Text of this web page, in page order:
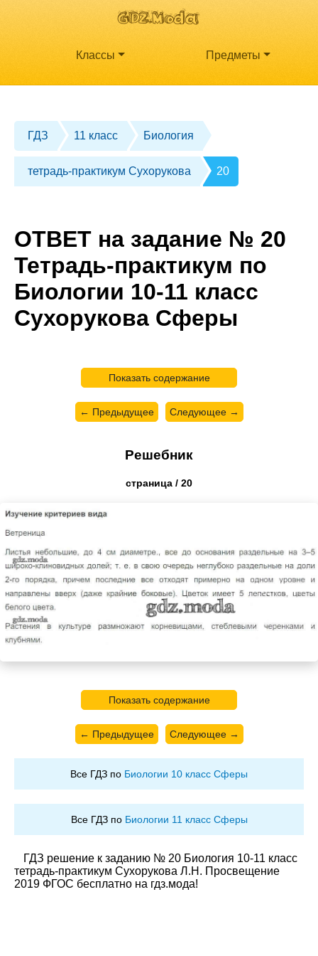
Классы Предметы
ГДЗ 11 класс Биология
тетрадь-практикум Сухорукова 20
ОТВЕТ на задание № 20
Тетрадь-практикум по
Биологии 10-11 класс
Сухорукова Сферы
Показать содержание
← Предыдущее Следующее →
Решебник
страница / 20
Показать содержание
← Предыдущее Следующее →
Все ГДЗ по Биологии 10 класс Сферы
Все ГДЗ по Биологии 11 класс Сферы
ГДЗ решение к заданию № 20 Биология 10-11 класс
тетрадь-практикум Сухорукова Л.Н. Просвещение
2019 ФГОС бесплатно на гдз.мода!